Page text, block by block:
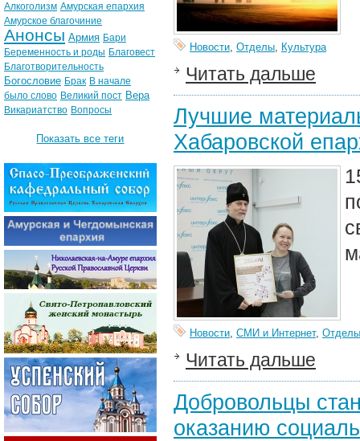
Новости, Отделы, Культура
Читать дальше
Лучшие
Хабаровской
Новости, СМИ и Интернет, Отделы
Читать дальше
Добровольцы
оказанию
Алкоголизм Амурская епархия
Амурское благочиние
Анонсы Армия Бари
Беременность и роды Благовест
Благотворительность
Богословие Брак В начале
было слово Великий пост Вера
Викариатство Вопросы
Показать все теги